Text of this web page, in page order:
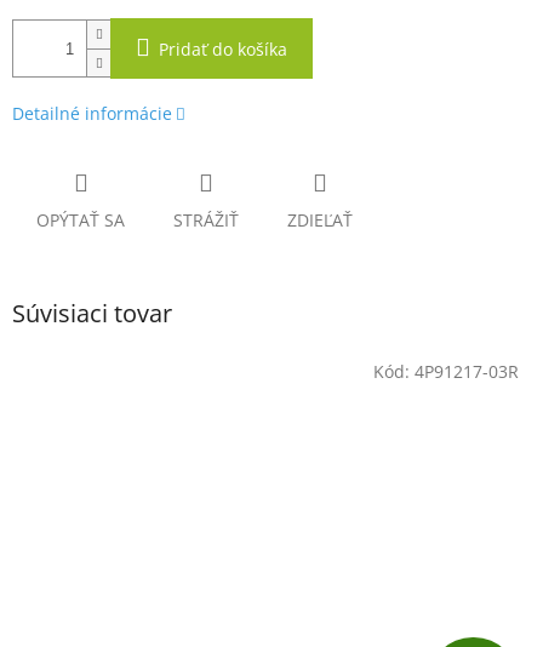
Pridať do košíka
Detailné informácie
OPÝTAŤ SA STRÁŽIŤ ZDIEĽAŤ
Súvisiaci tovar
Kód: 4P91217-03R